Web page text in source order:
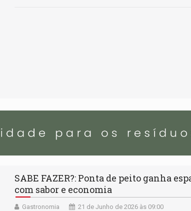
SABE FAZER?: Ponta de peito ganha
com sabor e economia
Gastronomia 21 de Junho de 2026 às 09:00